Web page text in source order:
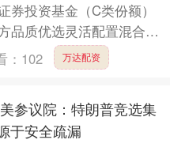
投资基金（C类份额）
品质优选灵活配置混合型
品资料概要（更新）编
： 102 万达配资
参议院：特朗普竞选集
于安全疏漏